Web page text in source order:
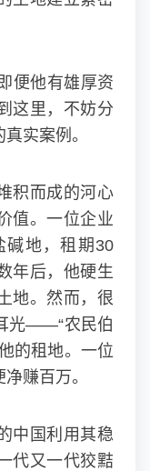
便他有雄厚资
这里，不妨分
实案例。
积而成的河心
值。一位企业
碱地，租期30
年后，他硬生
地。然而，很
光——“农民伯
的租地。一位
赚百万。
中国利用其稳
代又一代狡黠